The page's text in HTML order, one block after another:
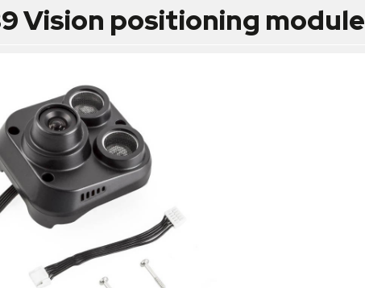
Vision positioning module